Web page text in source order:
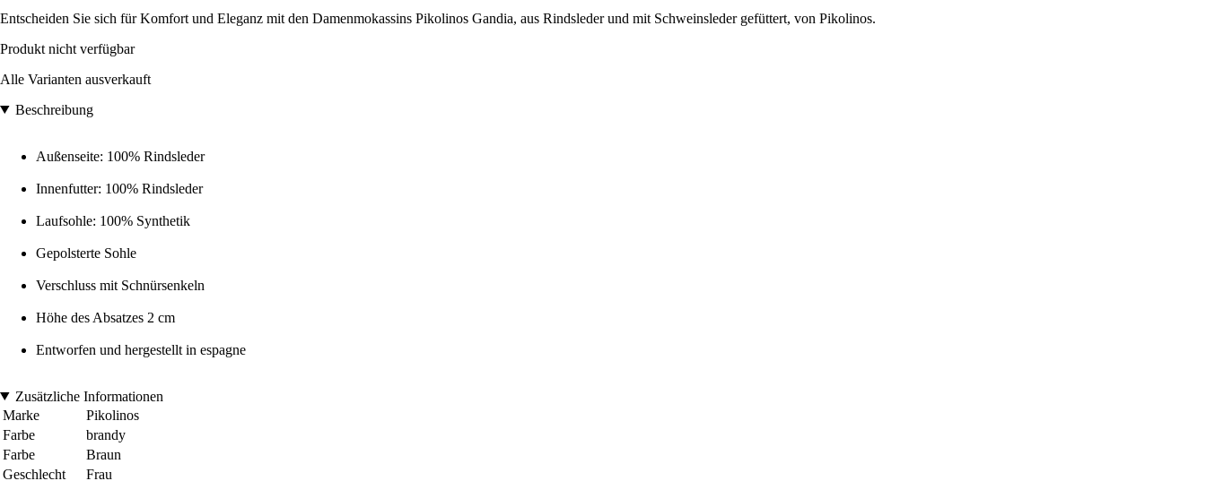
Entscheiden Sie sich für Komfort und Eleganz mit den Damenmokassins Pikolinos Gandia, aus Rindsleder und mit Schweinsleder gefüttert, von Pikolinos.
Produkt nicht verfügbar
Alle Varianten ausverkauft
Beschreibung
Außenseite: 100% Rindsleder
Innenfutter: 100% Rindsleder
Laufsohle: 100% Synthetik
Gepolsterte Sohle
Verschluss mit Schnürsenkeln
Höhe des Absatzes 2 cm
Entworfen und hergestellt in espagne
Zusätzliche Informationen
Marke
Pikolinos
Farbe
brandy
Farbe
Braun
Geschlecht
Frau